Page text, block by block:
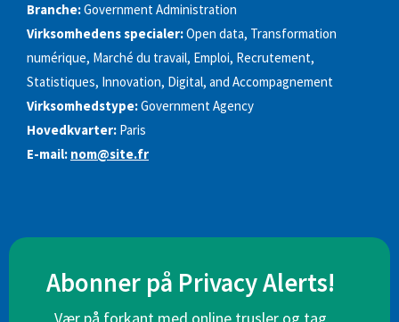
Branche:Government Administration
Virksomhedens specialer:Open data, Transformation
numérique, Marché du travail, Emploi, Recrutement,
Statistiques, Innovation, Digital, and Accompagnement
Virksomhedstype:Government Agency
Hovedkvarter: Paris
E-mail: nom@site.fr
Abonner på Privacy Alerts!